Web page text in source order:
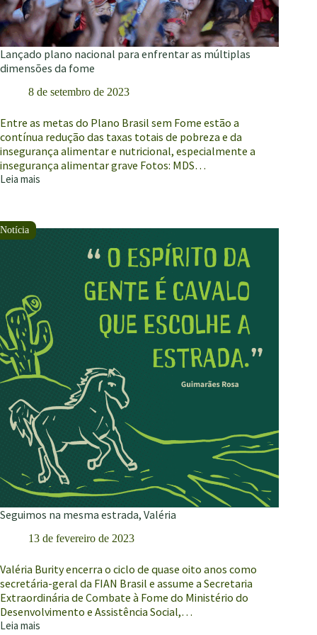
Lançado plano nacional para enfrentar as múltiplas
dimensões da fome
8 de setembro de 2023
Entre as metas do Plano Brasil sem Fome estão a
contínua redução das taxas totais de pobreza e da
insegurança alimentar e nutricional, especialmente a
insegurança alimentar grave Fotos: MDS…
Leia mais
Lançado
para
enfrentar
fome
Seguimos na mesma estrada, Valéria
13 de fevereiro de 2023
Valéria Burity encerra o ciclo de quase oito anos como
secretária-geral da FIAN Brasil e assume a Secretaria
Extraordinária de Combate à Fome do Ministério do
Desenvolvimento e Assistência Social,…
Leia mais
Seguimos